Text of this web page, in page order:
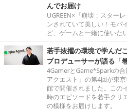
んでお届け
UGREEN×『崩壊：スター
ンされていて美しい！モバ
ど、ゲームと一緒に使いた
若手抜擢の環境で学ん
プロデューサーが語る「
4GamerとGame*Sparkの
アクエスト」の第4回が東
館で開催されました。この
時のエピソードを若手クリ
の模様をお届けします。